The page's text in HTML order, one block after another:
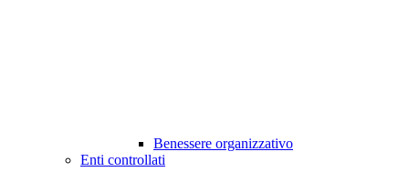
Benessere organizzativo
Enti controllati